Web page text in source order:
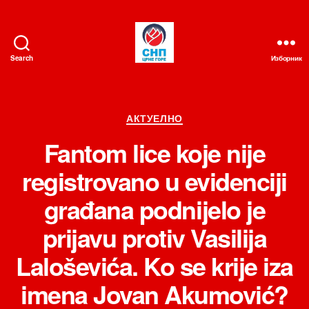
Search Изборник
Категорије
АКТУЕЛНО
Fantom lice koje nije
registrovano u evidenciji
građana podnijelo je
prijavu protiv Vasilija
Laloševića. Ko se krije iza
imena Jovan Akumović?